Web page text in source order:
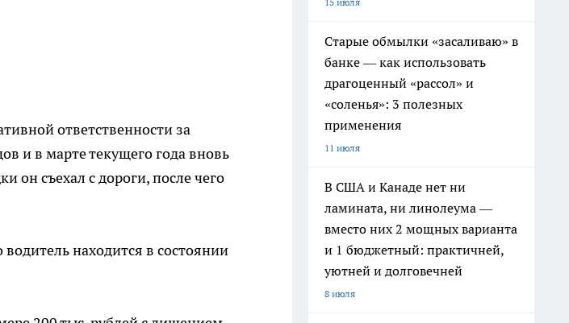
ответственности за
и в марте текущего года вновь
он съехал с дороги, после чего
находится в состоянии
Старые обмылки «засаливаю» в
банке — как использовать
драгоценный «рассол» и
«соленья»: 3 полезных
применения
11 июля
В США и Канаде нет ни
ламината, ни линолеума —
вместо них 2 мощных варианта
и 1 бюджетный: практичней,
уютней и долговечней
8 июля